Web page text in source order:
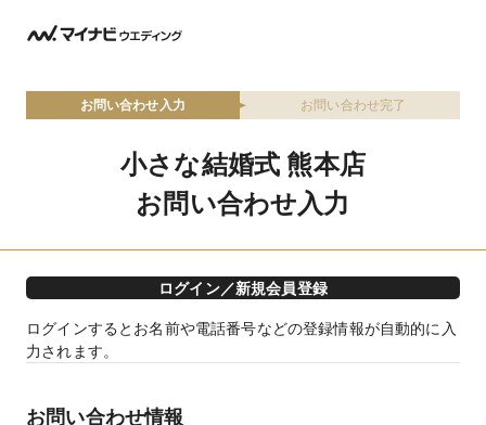
お問い合わせ入力 お問い合わせ完了
小さな結婚式 熊本店
お問い合わせ入力
ログイン／新規会員登録
ログインするとお名前や電話番号などの登録情報が自動的に入
力されます。
お問い合わせ情報